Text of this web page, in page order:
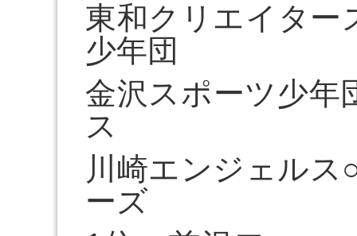
東和クリエイター
少年団
金沢スポーツ少年
ス
川崎エンジェル
ーズ